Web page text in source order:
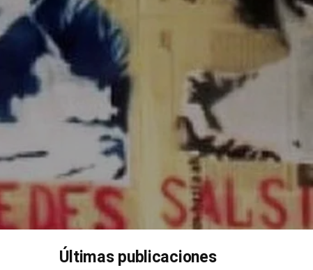
Últimas publicaciones